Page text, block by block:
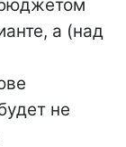
а (над
не